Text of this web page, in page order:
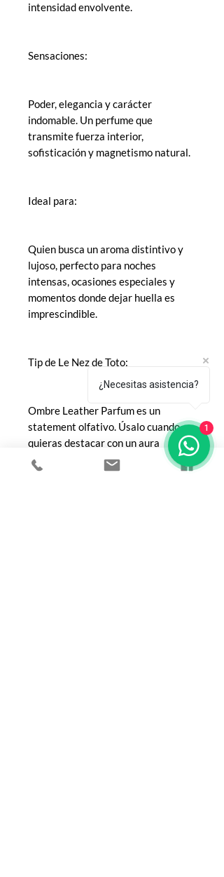
intensidad envolvente.
Sensaciones:
Poder, elegancia y carácter
indomable. Un perfume que
transmite fuerza interior,
sofisticación y magnetismo natural.
Ideal para:
Quien busca un aroma distintivo y
lujoso, perfecto para noches
intensas, ocasiones especiales y
momentos donde dejar huella es
imprescindible.
Tip de Le Nez de Toto:
Ombre Leather Parfum es un
statement olfativo. Úsalo cuando
quieras destacar con un aura
imponente y seductora: pocas
pulverizaciones bastan para
¿Necesitas asistencia?
1